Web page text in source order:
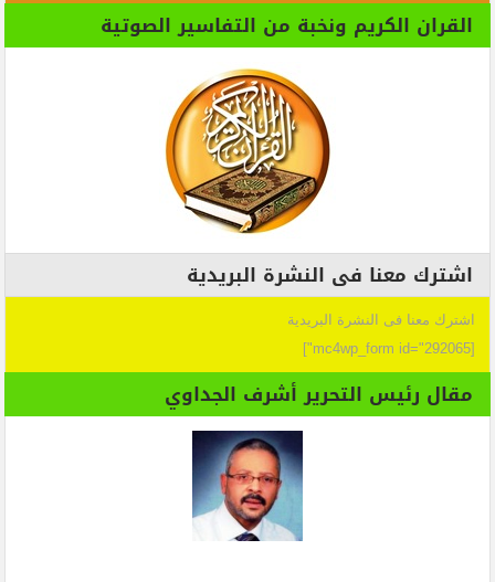
القران الكريم ونخبة من التفاسير الصوتية
اشترك معنا فى النشرة البريدية
اشترك معنا فى النشرة البريدية
[mc4wp_form id="292065"]
مقال رئيس التحرير أشرف الجداوي